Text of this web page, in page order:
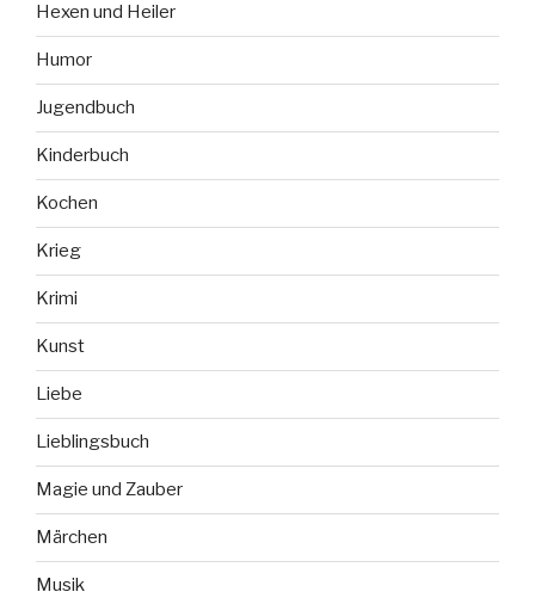
Hexen und Heiler
Humor
Jugendbuch
Kinderbuch
Kochen
Krieg
Krimi
Kunst
Liebe
Lieblingsbuch
Magie und Zauber
Märchen
Musik